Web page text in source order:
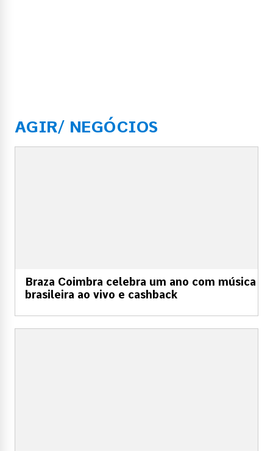
AGIR/ NEGÓCIOS
Braza Coimbra celebra um ano com música
brasileira ao vivo e cashback